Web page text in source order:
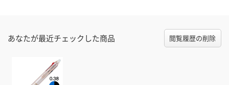
あなたが最近チェックした商品 閲覧履歴の削除